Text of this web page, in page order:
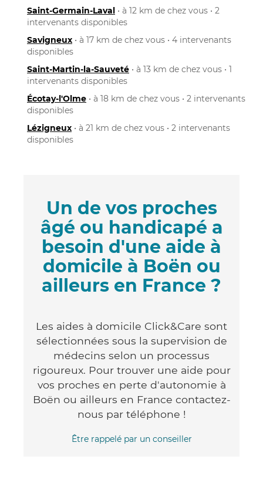
Saint-Germain-Laval • à 12 km de chez vous • 2
intervenants disponibles
Savigneux • à 17 km de chez vous • 4 intervenants
disponibles
Saint-Martin-la-Sauveté • à 13 km de chez vous • 1
intervenants disponibles
Écotay-l'Olme • à 18 km de chez vous • 2 intervenants
disponibles
Lézigneux • à 21 km de chez vous • 2 intervenants
disponibles
Un de vos proches
âgé ou handicapé a
besoin d'une aide à
domicile à Boën ou
ailleurs en France ?
Les aides à domicile Click&Care sont
sélectionnées sous la supervision de
médecins selon un processus
rigoureux. Pour trouver une aide pour
vos proches en perte d'autonomie à
Boën ou ailleurs en France contactez-
nous par téléphone !
Être rappelé par un conseiller